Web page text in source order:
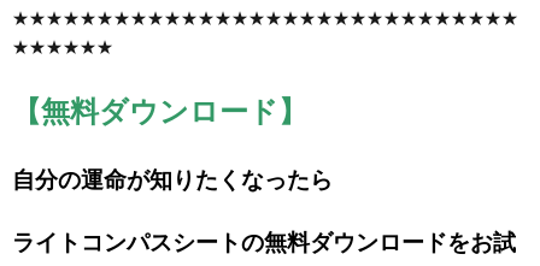
★★★★★★★★★★★★★★★★★★★★★★★★★★★★★★
★★★★★★
【無料ダウンロード】
自分の運命が知りたくなったら
ライトコンパスシートの無料ダウンロードをお試